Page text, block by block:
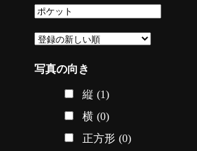
写真の向き
縦 (1)
横 (0)
正方形 (0)